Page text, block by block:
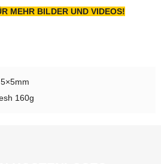
MEHR BILDER UND VIDEOS!
160g